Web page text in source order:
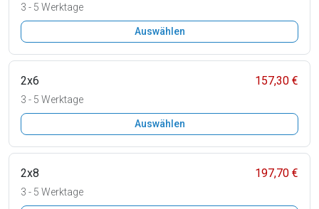
3 - 5 Werktage
Auswählen
2x6 157,30 €
3 - 5 Werktage
Auswählen
2x8 197,70 €
3 - 5 Werktage